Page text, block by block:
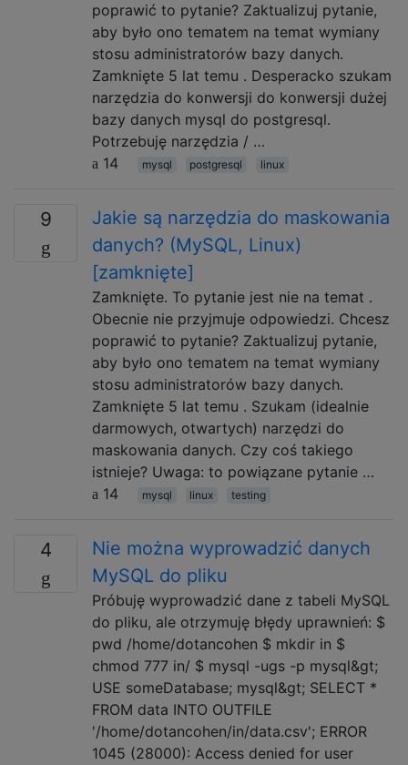
poprawić to pytanie? Zaktualizuj pytanie,
aby było ono tematem na temat wymiany
stosu administratorów bazy danych.
Zamknięte 5 lat temu . Desperacko szukam
narzędzia do konwersji do konwersji dużej
bazy danych mysql do postgresql.
Potrzebuję narzędzia / …
14
mysql postgresql linux
9
Jakie są narzędzia do maskowania
danych? (MySQL, Linux)
[zamknięte]
Zamknięte. To pytanie jest nie na temat .
Obecnie nie przyjmuje odpowiedzi. Chcesz
poprawić to pytanie? Zaktualizuj pytanie,
aby było ono tematem na temat wymiany
stosu administratorów bazy danych.
Zamknięte 5 lat temu . Szukam (idealnie
darmowych, otwartych) narzędzi do
maskowania danych. Czy coś takiego
istnieje? Uwaga: to powiązane pytanie …
14
mysql linux testing
4
Nie można wyprowadzić danych
MySQL do pliku
Próbuję wyprowadzić dane z tabeli MySQL
do pliku, ale otrzymuję błędy uprawnień: $
pwd /home/dotancohen $ mkdir in $
chmod 777 in/ $ mysql -ugs -p mysql&gt;
USE someDatabase; mysql&gt; SELECT *
FROM data INTO OUTFILE
'/home/dotancohen/in/data.csv'; ERROR
1045 (28000): Access denied for user